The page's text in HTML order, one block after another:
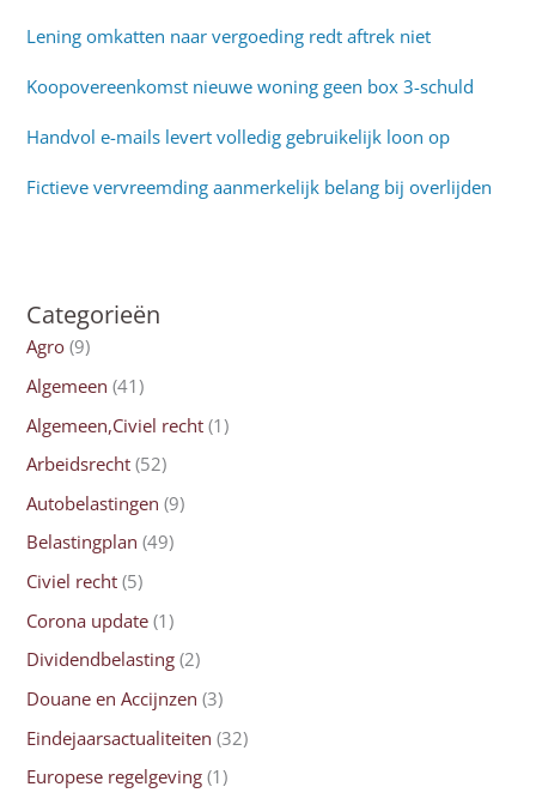
Lening omkatten naar vergoeding redt aftrek niet
Koopovereenkomst nieuwe woning geen box 3-schuld
Handvol e-mails levert volledig gebruikelijk loon op
Fictieve vervreemding aanmerkelijk belang bij overlijden
Categorieën
Agro (9)
Algemeen (41)
Algemeen,Civiel recht (1)
Arbeidsrecht (52)
Autobelastingen (9)
Belastingplan (49)
Civiel recht (5)
Corona update (1)
Dividendbelasting (2)
Douane en Accijnzen (3)
Eindejaarsactualiteiten (32)
Europese regelgeving (1)